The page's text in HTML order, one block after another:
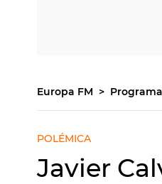
Europa FM
POLÉMICA
Javier